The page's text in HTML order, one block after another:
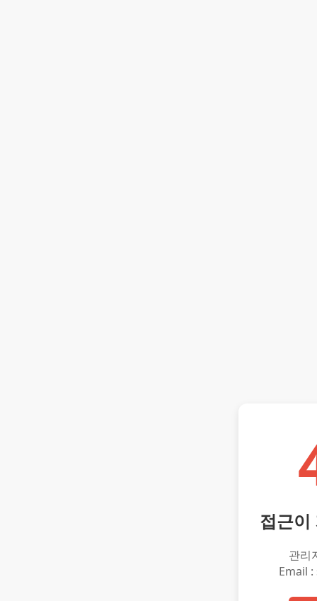
접근이
관리
Email